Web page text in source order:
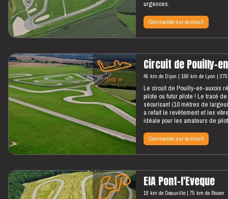
urgences.
Commander sur ce circuit
Circuit de Pouilly-
1500 m 45 km de Dijon 190 km de Lyon
Le circuit de Pouilly-en-auxois
pilote ou futur pilote ! Le tracé
sécurisant (10 mètres de
a refait le revêtement et les
idéale pour les amateurs de
Commander sur ce circuit
EIA Pont-l'Eveque
10 km de Deauville 75 km de Rouen